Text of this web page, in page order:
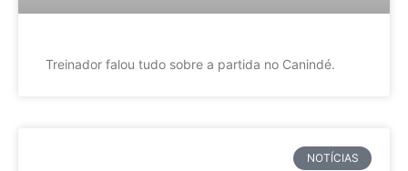
Treinador falou tudo sobre a partida no Canindé.
NOTÍCIAS